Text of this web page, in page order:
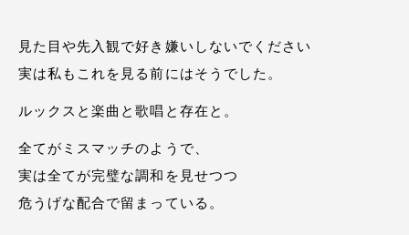
見た目や先入観で好き嫌いしないでください
実は私もこれを見る前にはそうでした。
ルックスと楽曲と歌唱と存在と。
全てがミスマッチのようで、
実は全てが完璧な調和を見せつつ
危うげな配合で留まっている。